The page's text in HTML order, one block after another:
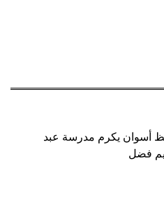
أسوان يكرم مدرسة عبد
فضل